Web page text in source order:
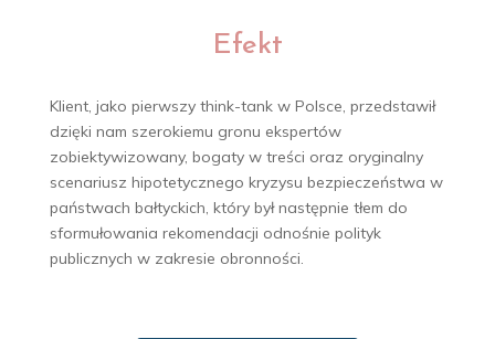
Efekt
Klient, jako pierwszy think-tank w Polsce, przedstawił
dzięki nam szerokiemu gronu ekspertów
zobiektywizowany, bogaty w treści oraz oryginalny
scenariusz hipotetycznego kryzysu bezpieczeństwa w
państwach bałtyckich, który był następnie tłem do
sformułowania rekomendacji odnośnie polityk
publicznych w zakresie obronności.